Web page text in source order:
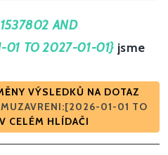
AND
01 TO 2027-01-01} jsme
VÝSLEDKŮ NA DOTAZ
01-01 TO
V CELÉM HLÍDAČI